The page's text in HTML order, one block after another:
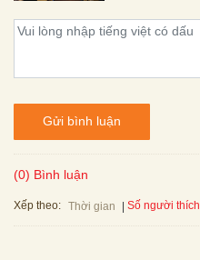
Gửi bình luận
(0) Bình luận
Xếp theo: Thời gian Số người thích